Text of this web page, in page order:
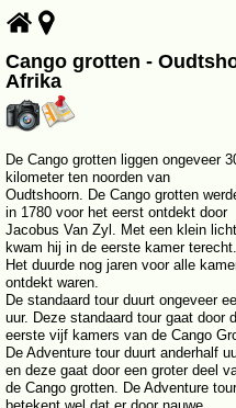
Cango grotten -
Afrika
De Cango grotten liggen ongeveer
kilometer ten noorden van
Oudtshoorn. De Cango grotten
in 1780 voor het eerst ontdekt door
Jacobus Van Zyl. Met een klein
kwam hij in de eerste kamer terecht.
Het duurde nog jaren voor alle
ontdekt waren.
De standaard tour duurt ongeveer
uur. Deze standaard tour gaat door
eerste vijf kamers van de Cango
De Adventure tour duurt anderhalf
en deze gaat door een groter deel
de Cango grotten. De Adventure tour